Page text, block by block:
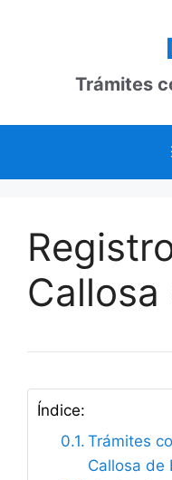
Trámites
Callosa
Índice:
Trámites
Callosa de